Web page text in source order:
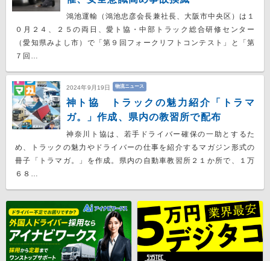
鴻池運輸（鴻池忠彦会長兼社長、大阪市中央区）は１
０月２４、２５の両日、愛ト協・中部トラック総合研修センター
（愛知県みよし市）で「第９回フォークリフトコンテスト」と「第
７回…
2024年9月19日 物流ニュース
神ト協 トラックの魅力紹介「トラマ
ガ。」作成、県内の教習所で配布
神奈川ト協は、若手ドライバー確保の一助とするた
め、トラックの魅力やドライバーの仕事を紹介するマガジン形式の
冊子「トラマガ。」を作成。県内の自動車教習所２１か所で、１万
６８…